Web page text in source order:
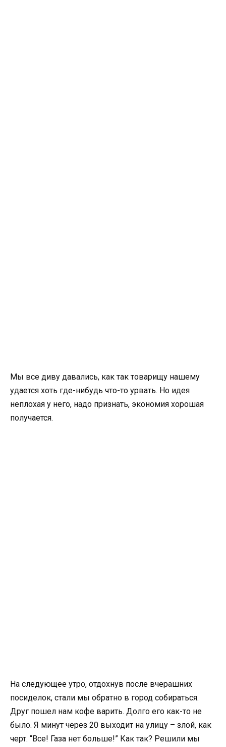
Мы все диву давались, как так товарищу нашему
удается хоть где-нибудь что-то урвать. Но идея
неплохая у него, надо признать, экономия хорошая
получается.
На следующее утро, отдохнув после вчерашних
посиделок, стали мы обратно в город собираться.
Друг пошел нам кофе варить. Долго его как-то не
было. Я минут через 20 выходит на улицу – злой, как
черт. “Все! Газа нет больше!” Как так? Решили мы